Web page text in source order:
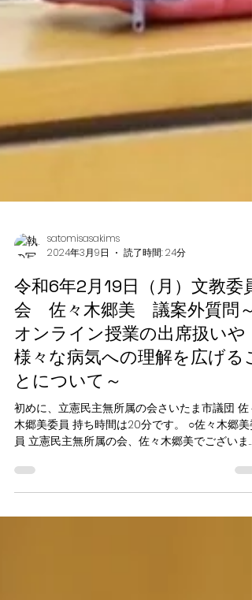
satomisasakims
2024年3月9日
読了時間: 24分
令和6年2月19日（月）文教委員
会 佐々木郷美 議案外質問～
オンライン授業の出席扱いや
様々な病気への理解を広げるこ
とについて～
初めに、立憲民主無所属の会さいたま市議団 佐々
す。通告に従いまして、議案外質問をさせていた